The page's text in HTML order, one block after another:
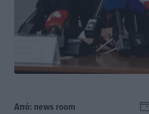
Από: news room